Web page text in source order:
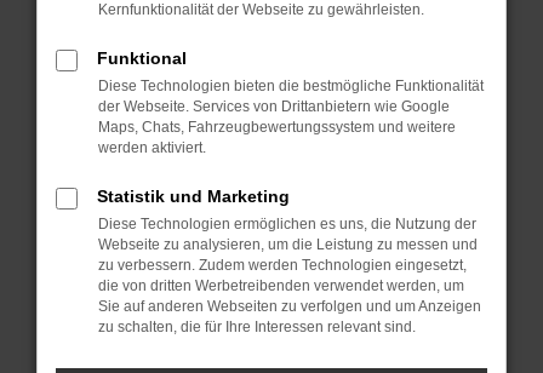
Prüfe deine Browsererweiterungen.
Manche Erweiterungen, wie Werbeblocker,
können das Laden bestimmter Seiten
verhindern. Funktioniert die Seite in einem
anderen Browser oder in einem privaten
Fenster?
Starte dein Gerät neu.
Das kann manchmal helfen, vorübergehende
Probleme zu beheben.
Stelle sicher, dass dein Browser und dein
Betriebssystem auf dem neuesten Stand
sind.
Kernfunktionalität der Webseite zu gewährleisten.
Funktional
Diese Technologien bieten die bestmögliche Funktionalität
der Webseite. Services von Drittanbietern wie Google
Maps, Chats, Fahrzeugbewertungssystem und weitere
werden aktiviert.
Statistik und Marketing
Diese Technologien ermöglichen es uns, die Nutzung der
Webseite zu analysieren, um die Leistung zu messen und
zu verbessern. Zudem werden Technologien eingesetzt,
die von dritten Werbetreibenden verwendet werden, um
Sie auf anderen Webseiten zu verfolgen und um Anzeigen
zu schalten, die für Ihre Interessen relevant sind.